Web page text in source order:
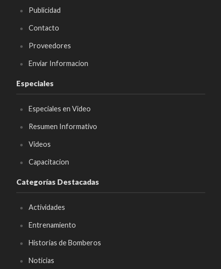
Publicidad
Contacto
Proveedores
Enviar Informacion
Especiales
Especiales en Video
Resumen Informativo
Videos
Capacitacion
Categorías Destacadas
Actividades
Entrenamiento
Historias de Bomberos
Noticias